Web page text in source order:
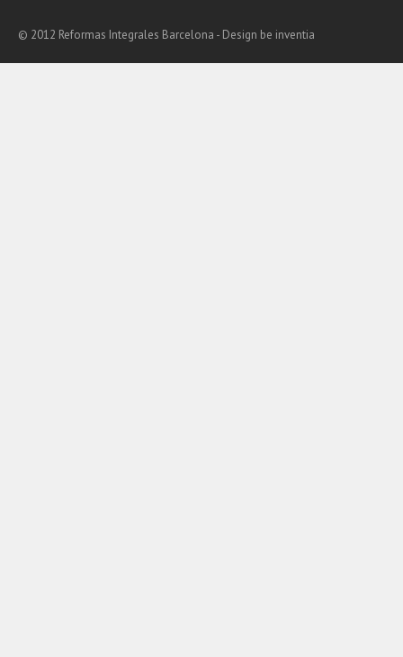
© 2012 Reformas Integrales Barcelona - Design be inventia